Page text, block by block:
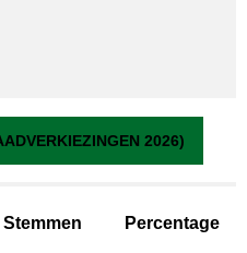
2026)
Stemmen Percentage